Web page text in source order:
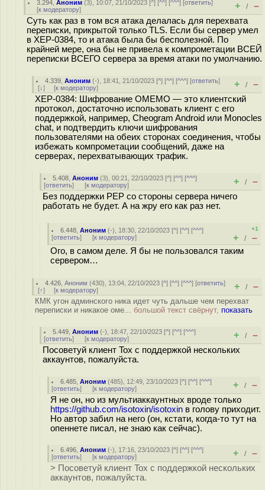
3.294 ,Аноним (3), 10:07, 21/10/2023 [^] [^^] [^^^] [ответить]
[к модератору] + / –
Суть как раз в том вся атака делалась для перехвата
переписки, прикрытой только TLS. Если бы сервер умел
в XEP-0384, то и атака была бы бесполезной. По
крайней мере, она бы не привела к компрометации ВСЕЙ
переписки ВСЕГО сервера за время атаки по умолчанию.
4.339 ,Аноним (-), 18:41, 21/10/2023 [^] [^^] [^^^] [ответить]
[↓] [к модератору] + / –
XEP-0384: Шифрование OMEMO — это клиентский
протокол, достаточно использовать клиент с его
поддержкой, например, Cheogram Android или Monocles
chat, и подтвердить ключи шифрования
пользователями на обеих сторонах соединения, чтобы
избежать компрометации сообщений, даже на
серверах, перехватывающих трафик.
5.408 ,Аноним (3), 00:21, 22/10/2023 [^] [^^] [^^^]
[ответить] [к модератору] + / –
Без поддержки PEP со стороны сервера ничего
работать не будет. А на жру его как раз нет.
6.448 ,Аноним (-), 18:30, 22/10/2023 [^] [^^] [^^^]
[ответить] [к модератору]
+1
+ / –
Ого, в самом деле. Я бы не пользовался таким
сервером…
4.426 ,Аноним (430), 13:04, 22/10/2023 [^] [^^] [^^^] [ответить]
[↑] [к модератору] + / –
КМК угон админского ника идет чуть дальше чем перехват
переписки и никакое оме... большой текст свёрнут, показать
5.449 ,Аноним (-), 18:47, 22/10/2023 [^] [^^] [^^^]
[ответить] [к модератору] + / –
Посоветуй клиент Tox с поддержкой нескольких
аккаунтов, пожалуйста.
6.485 ,Аноним (485), 12:49, 23/10/2023 [^] [^^] [^^^]
[ответить] [к модератору] + / –
Я не он, но из мультиаккаунтных вроде только
https://github.com/isotoxin/isotoxin в голову приходит.
Но автор забил на него (он, кстати, когда-то тут на
опеннете писал, не знаю как сейчас).
6.496 ,Аноним (-), 17:16, 23/10/2023 [^] [^^] [^^^]
[ответить] [к модератору] + / –
> Посоветуй клиент Tox с поддержкой нескольких
аккаунтов, пожалуйста.